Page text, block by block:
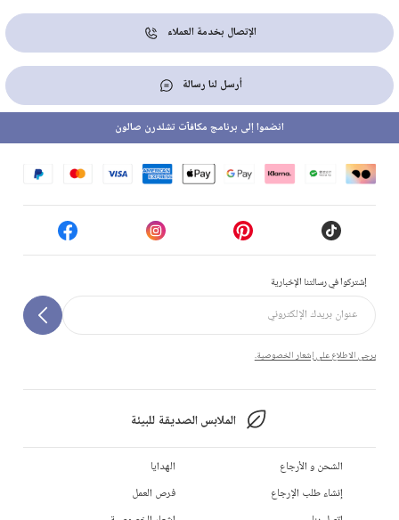
الإتصال بخدمة العملاء
أرسل لنا رسالة
إشتركوا في رسالتنا الإخبارية
يرجى الاطلاع على إشعار الخصوصية.
الملابس الصديقة للبيئة
انضموا إلى برنامج مكافآت تشلدرن صالون
الشحن و الأرجاع
إنشاء طلب الإرجاع
الهدايا
فرص العمل